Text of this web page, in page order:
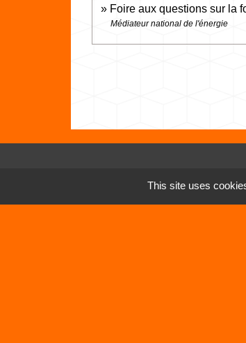
Foire aux questions sur la
Médiateur national de l'énergie
Contacts
This site uses